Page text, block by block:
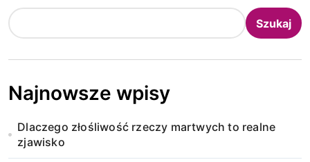
Szukaj
Najnowsze wpisy
Dlaczego złośliwość rzeczy martwych to realne
zjawisko